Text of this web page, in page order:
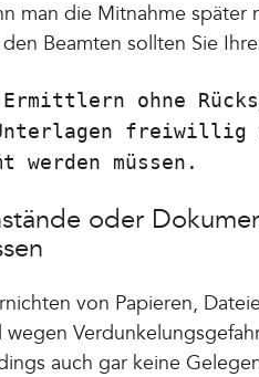
man die Mitnahme später
Beamten sollten Sie
ohne
freiwillig
werden müssen.
oder
von Papieren,
auch gar keine